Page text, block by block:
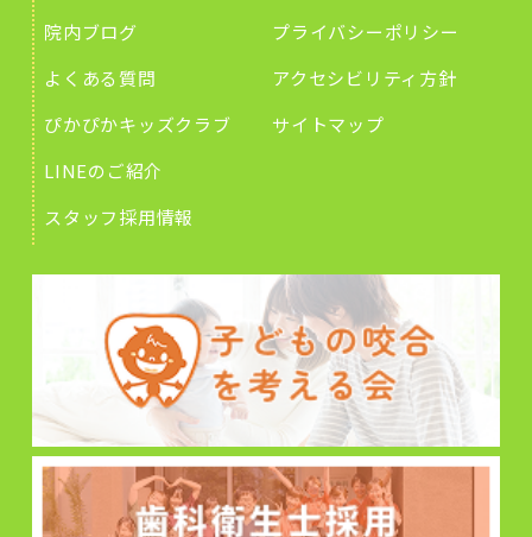
院内ブログ
よくある質問
ぴかぴかキッズクラブ
LINEのご紹介
スタッフ採用情報
プライバシーポリシー
アクセシビリティ方針
サイトマップ